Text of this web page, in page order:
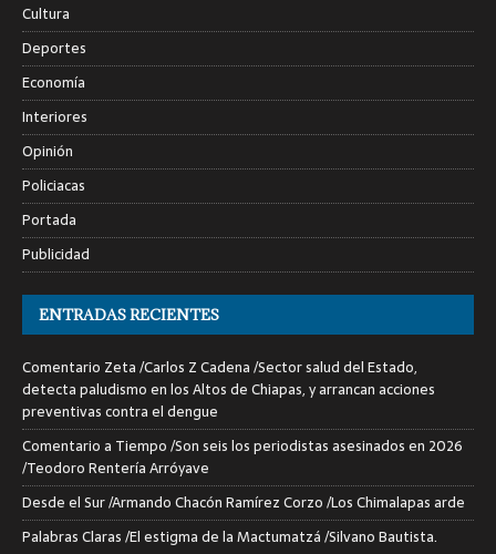
Cultura
Deportes
Economía
Interiores
Opinión
Policiacas
Portada
Publicidad
ENTRADAS RECIENTES
Comentario Zeta /Carlos Z Cadena /Sector salud del Estado,
detecta paludismo en los Altos de Chiapas, y arrancan acciones
preventivas contra el dengue
Comentario a Tiempo /Son seis los periodistas asesinados en 2026
/Teodoro Rentería Arróyave
Desde el Sur /Armando Chacón Ramírez Corzo /Los Chimalapas arde
Palabras Claras /El estigma de la Mactumatzá /Silvano Bautista.